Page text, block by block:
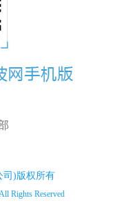
司)版权所有
Rights Reserved